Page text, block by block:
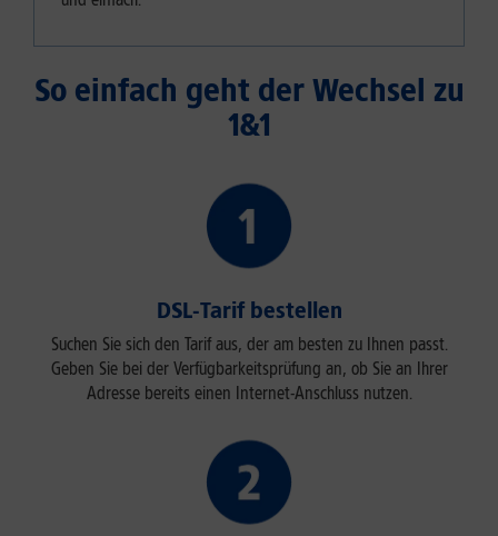
So einfach geht der Wechsel zu
1&1
DSL-Tarif bestellen
Suchen Sie sich den Tarif aus, der am besten zu Ihnen passt.
Geben Sie bei der Verfügbarkeitsprüfung an, ob Sie an Ihrer
Adresse bereits einen Internet-Anschluss nutzen.